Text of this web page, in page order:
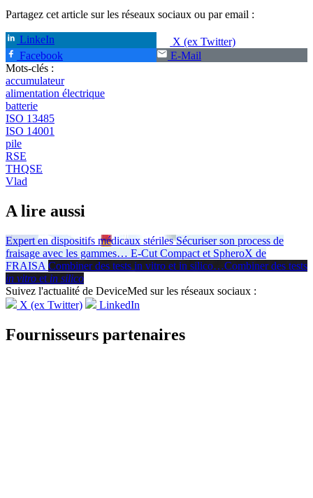
Partagez cet article sur les réseaux sociaux ou par email :
LinkeIn
X (ex Twitter)
Facebook
E-Mail
Mots-clés :
accumulateur
alimentation électrique
batterie
ISO 13485
ISO 14001
pile
RSE
THQSE
Vlad
A lire aussi
Expert en dispositifs médicaux stériles Sécuriser son process de
fraisage avec les gammes… E-Cut Compact et SpheroX de
FRAISA Combiner des tests in vitro et in silico…Combiner des tests
in vitro et in silico
Suivez l'actualité de DeviceMed sur les réseaux sociaux :
X (ex Twitter)
LinkedIn
Fournisseurs partenaires